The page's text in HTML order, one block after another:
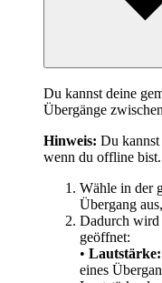
Du kannst deine
Übergänge
Hinweis: Du kannst
wenn du offline bist.
Wähle in der
Übergang
Dadurch wird
geöffnet:
• Lautstärke:
eines